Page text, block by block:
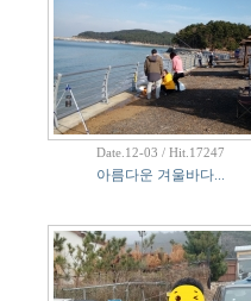
Date.12-03 / Hit.17247
아름다운 겨울바다...